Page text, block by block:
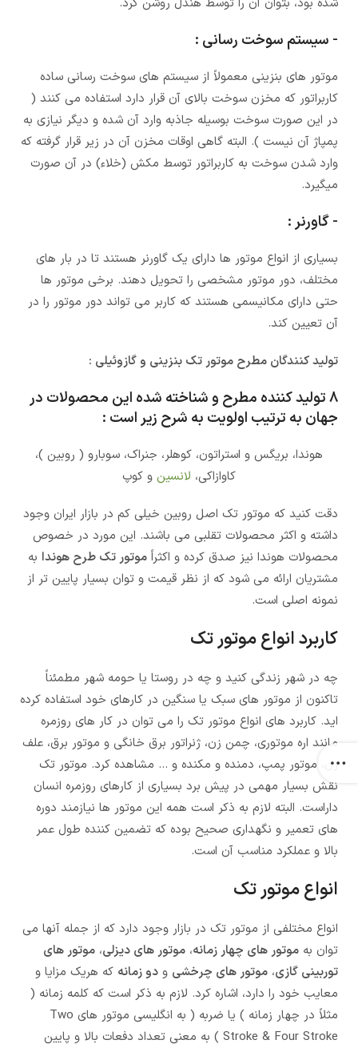
- سیستم سوخت رسانی :
موتور های بنزینی معمولاً از سیستم های سوخت رسانی ساده
کاربراتور که مخزن سوخت بالای آن قرار دارد استفاده می کنند (
در این صورت سوخت بوسیله جاذبه وارد آن شده و دیگر نیازی به
پمپاژ آن نیست ). البته گاهی اوقات مخزن آن در زیر قرار گرفته که
وارد شدن سوخت به کاربراتور توسط مکش (خلاء) در آن صورت
میگیرد.
- گاورنر :
بسیاری از انواع موتور ها دارای یک گاورنر هستند تا در بار های
مختلف، دور موتور مشخصی را تحویل دهند. برخی موتور ها
حتی دارای مکانیسمی هستند که کاربر می تواند دور موتور را در
آن تعیین کند.
تولید کنندگان مطرح موتور تک بنزینی و گازوئیلی :
8 تولید کننده مطرح و شناخته شده این محصولات در
جهان به ترتیب اولویت به شرح زیر است :
هوندا، بریگس و استراتون، کوهلر، جنراک، سوبارو ( روبین )،
کاوازاکی، لانسین و کوپ
دقت کنید که موتور تک اصل روبین خیلی کم در بازار ایران وجود
داشته و اکثر محصولات تقلبی می باشند. این مورد در خصوص
محصولات هوندا نیز صدق کرده و اکثراً موتور تک طرح هوندا به
مشتریان ارائه می شود که از نظر قیمت و توان بسیار پایین تر از
نمونه اصلی است.
کاربرد انواع موتور تک
چه در شهر زندگی کنید و چه در روستا یا حومه شهر مطمئناً
تاکنون از موتور های سبک یا سنگین در کارهای خود استفاده کرده
اید. کاربرد های انواع موتور تک را می توان در کار های روزمره
مانند اره موتوری، چمن زن، ژنراتور برق خانگی و موتور برق، علف
زن، موتور پمپ، دمنده و مکنده و ... مشاهده کرد. موتور تک
نقش بسیار مهمی در پیش برد بسیاری از کارهای روزمره انسان
داراست. البته لازم به ذکر است همه این موتور ها نیازمند دوره
های تعمیر و نگهداری صحیح بوده که تضمین کننده طول عمر
بالا و عملکرد مناسب آن است.
انواع موتور تک
انواع مختلفی از موتور تک در بازار وجود دارد که از جمله آنها می
توان به موتور های چهار زمانه، موتور های دیزلی، موتور های
توربینی گازی، موتور های چرخشی و دو زمانه که هریک مزایا و
معایب خود را دارد، اشاره کرد. لازم به ذکر است که کلمه زمانه (
مثلاً در چهار زمانه ) یا ضربه ( به انگلیسی موتور های Two
Stroke & Four Stroke ) به معنی تعداد دفعات بالا و پایین